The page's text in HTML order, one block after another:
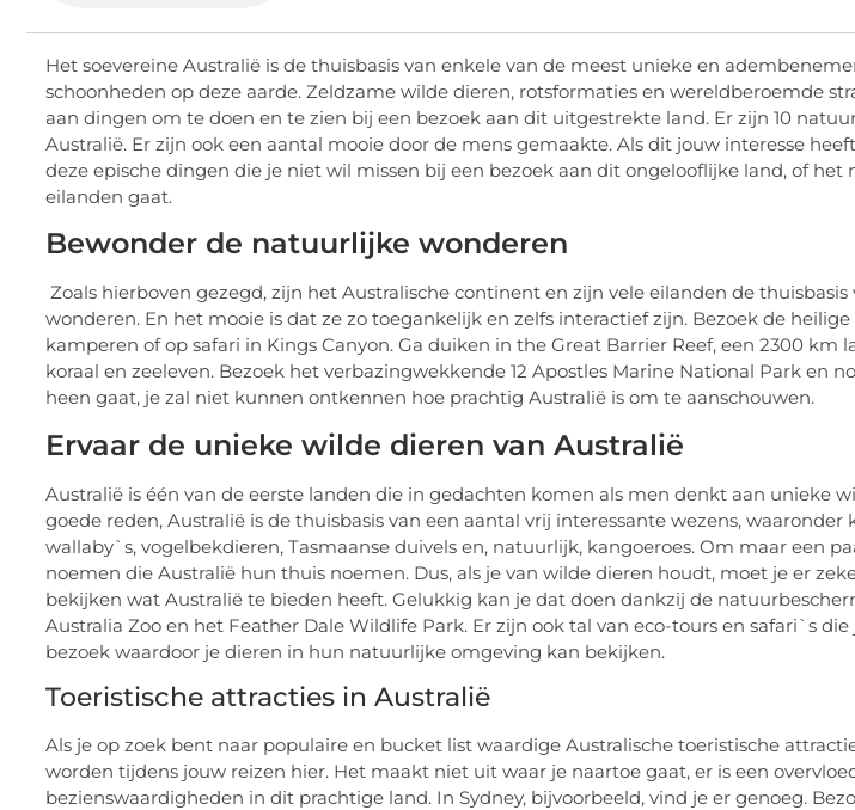
Het soevereine Australië is de thuisbasis van enkele van de meest unieke en
schoonheden op deze aarde. Zeldzame wilde dieren, rotsformaties en wereldberoemde
aan dingen om te doen en te zien bij een bezoek aan dit uitgestrekte land. Er zijn 10
Australië. Er zijn ook een aantal mooie door de mens gemaakte. Als dit jouw interesse
deze epische dingen die je niet wil missen bij een bezoek aan dit ongelooflijke land, of
eilanden gaat.
Bewonder de natuurlijke wonderen
Zoals hierboven gezegd, zijn het Australische continent en zijn vele eilanden de
wonderen. En het mooie is dat ze zo toegankelijk en zelfs interactief zijn. Bezoek de
kamperen of op safari in Kings Canyon. Ga duiken in the Great Barrier Reef, een 2300 km
koraal en zeeleven. Bezoek het verbazingwekkende 12 Apostles Marine National Park en
heen gaat, je zal niet kunnen ontkennen hoe prachtig Australië is om te aanschouwen.
Ervaar de unieke wilde dieren van Australië
Australië is één van de eerste landen die in gedachten komen als men denkt aan unieke
goede reden, Australië is de thuisbasis van een aantal vrij interessante wezens, waaronder
wallaby`s, vogelbekdieren, Tasmaanse duivels en, natuurlijk, kangoeroes. Om maar een
noemen die Australië hun thuis noemen. Dus, als je van wilde dieren houdt, moet je er
bekijken wat Australië te bieden heeft. Gelukkig kan je dat doen dankzij de
Australia Zoo en het Feather Dale Wildlife Park. Er zijn ook tal van eco-tours en safari`s
bezoek waardoor je dieren in hun natuurlijke omgeving kan bekijken.
Toeristische attracties in Australië
Als je op zoek bent naar populaire en bucket list waardige Australische toeristische
worden tijdens jouw reizen hier. Het maakt niet uit waar je naartoe gaat, er is een
bezienswaardigheden in dit prachtige land. In Sydney, bijvoorbeeld, vind je er genoeg.